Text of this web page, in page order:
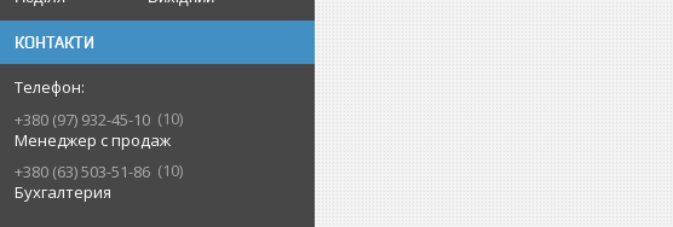
КОНТАКТИ
+380 (97) 932-45-10
10
Менеджер с продаж
+380 (63) 503-51-86
10
Бухгалтерия